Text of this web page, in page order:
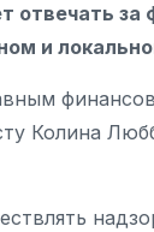
отвечать
и
Колина